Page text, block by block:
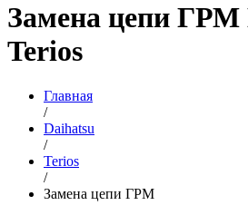
Замена цепи ГРМ
Terios
Главная
/
Daihatsu
/
Terios
/
Замена цепи ГРМ